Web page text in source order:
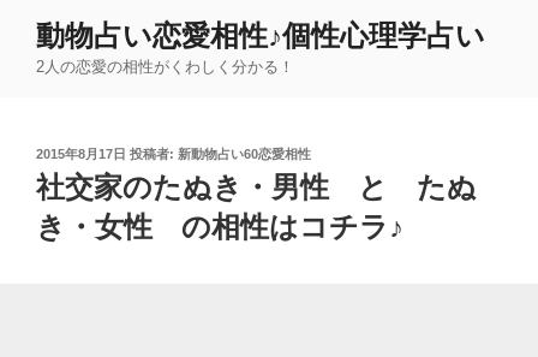
動物占い恋愛相性♪個性心理学占い
2人の恋愛の相性がくわしく分かる！
投
稿
日:
2015年8月17日 投稿者: 新動物占い60恋愛相性
社交家のたぬき・男性 と たぬ
き・女性 の相性はコチラ♪